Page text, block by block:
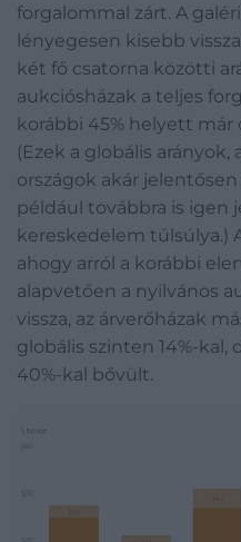
forgalommal zárt. A
lényegesen kisebb
két fő csatorna közötti
aukciósházak a teljes
korábbi 45% helyett már
(Ezek a globális
országok akár
például továbbra is igen
kereskedelem túlsúlya.)
ahogy arról a korábbi
alapvetően a nyilvános
vissza, az árverőházak
globális szinten 14%-kal,
40%-kal bővült.